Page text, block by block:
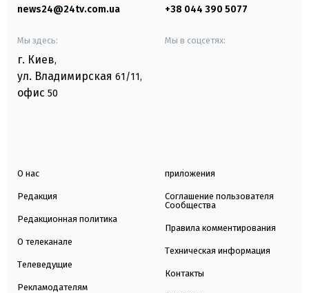
news24@24tv.com.ua +38 044 390 5077
Мы здесь:
г. Киев,
ул. Владимирская 61/11,
офис 50
Мы в соцсетях:
О нас
Редакция
Редакционная политика
О телеканале
Телеведущие
Рекламодателям
приложения
Соглашение пользователя
Сообщества
Правила комментирования
Техническая информация
Контакты